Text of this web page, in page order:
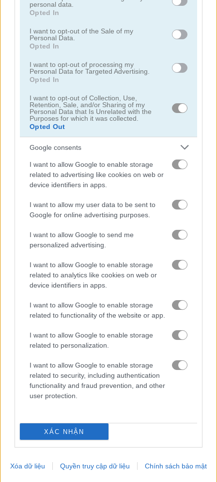
not limited to your visit or usage behaviour. You may click to
grant or deny consent to Google and its third-party tags to
use your data for below specified purposes in below Google
consent section.
personal data.
Opted In
I want to opt-out of the Sale of my
Personal Data.
Opted In
I want to opt-out of processing my
Personal Data for Targeted Advertising.
Opted In
I want to opt-out of Collection, Use,
Retention, Sale, and/or Sharing of my
Personal Data that Is Unrelated with the
Purposes for which it was collected.
Opted Out
Google consents
I want to allow Google to enable storage
related to advertising like cookies on web or
device identifiers in apps.
I want to allow my user data to be sent to
Google for online advertising purposes.
I want to allow Google to send me
personalized advertising.
I want to allow Google to enable storage
related to analytics like cookies on web or
device identifiers in apps.
I want to allow Google to enable storage
related to functionality of the website or app.
I want to allow Google to enable storage
related to personalization.
I want to allow Google to enable storage
related to security, including authentication
functionality and fraud prevention, and other
user protection.
XÁC NHẬN
Xóa dữ liệu Quyền truy cập dữ liệu Chính sách bảo mật
Philatelic Escape: Fauna Album Western Solitaire
Age of War 2 Penguin Diner 2
My Dolphin Show 5
My Dolphin Show 8 Best Classic Solitaire
Animals Connect Mahjong